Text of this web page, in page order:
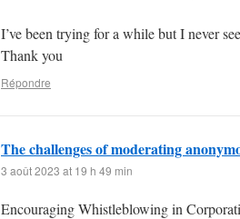
I’ve been trying for a while but I never
Thank you
Répondre
The challenges of moderating
3 août 2023 at 19 h 49 min
Encouraging Whistleblowing in